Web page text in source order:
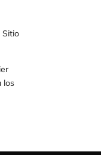
Sitio
los